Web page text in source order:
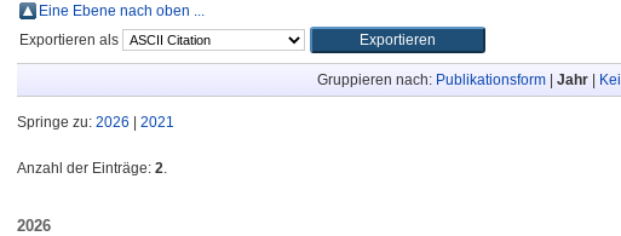
Eine Ebene nach oben ...
Exportieren als
Gruppieren nach: Publikationsform| Jahr|
Springe zu: 2026 2021
Anzahl der Einträge: 2.
2026